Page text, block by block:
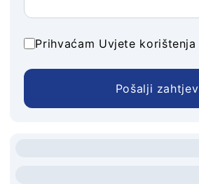
Prihvaćam Uvjete korištenja
Pošalji zahtjev